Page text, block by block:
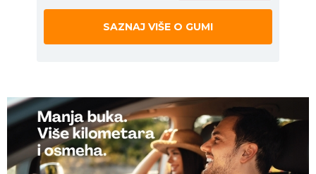
SAZNAJ VIŠE O GUMI